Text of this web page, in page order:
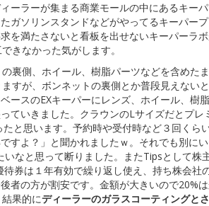
ーラーが集まる商業モールの中にあるキー
ガソリンスタンドなどがやってるキーパー
を満たさないと看板を出せないキーパーラ
きなかった気がします。
裏側、ホイール、樹脂パーツなどを含めた
すが、ボンネットの裏側とか普段見えない
スのEXキーパーにレンズ、ホイール、樹脂
ていきました。クラウンのLサイズだとプレ
と思います。予約時や受付時など３回くら
すよ？」と聞かれましたｗ。それでも別に
なと思って断りました。またTipsとして株
券は１年有効で繰り返し使え、持ち株会社
者の方が割安です。金額が大きいので20%
果的にディーラーのガラスコーティングと